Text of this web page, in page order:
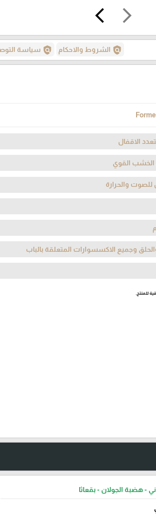
arrow_forward_ios
arrow_back_ios
policy الشروط والاحكام policy سياسة
الاقفال
الخشب القوي
للصوت والحرارة
وجميع الاكسسوارات المتعلقة بالباب
للمنتج.
- هضبة الجولان - بقعاثا